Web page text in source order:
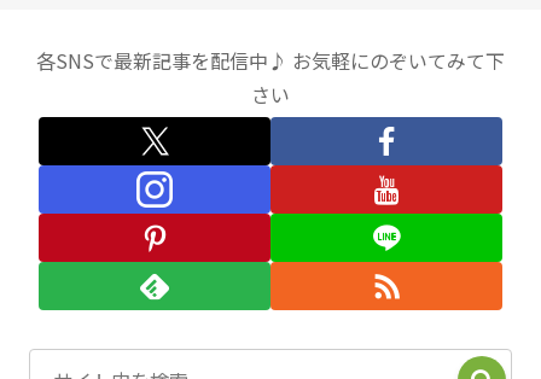
各SNSで最新記事を配信中♪ お気軽にのぞいてみて下
さい